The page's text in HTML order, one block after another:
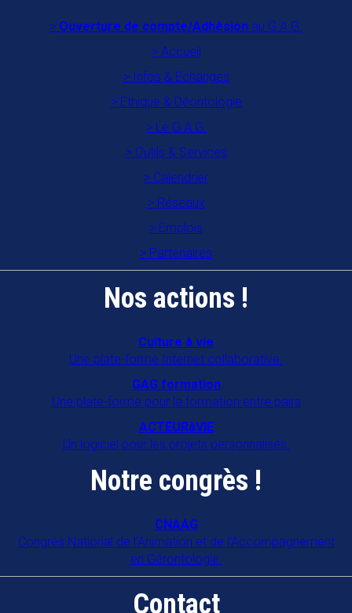
Ouverture de compte/Adhésion au G.A.G.
Accueil
Infos & Echanges
Ethique & Déontologie
Le G.A.G.
Outils & Services
Calendrier
Réseaux
Emplois
Partenaires
Nos actions !
Culture à vie
Une plate-forme Internet collaborative.
GAG formation
Une plate-forme pour la formation entre pairs
ACTEURàVIE
Un logiciel pour les projets personnalisés.
Notre congrès !
CNAAG
Congrès National de l'Animation et de l'Accompagnement
en Gérontologie.
Contact